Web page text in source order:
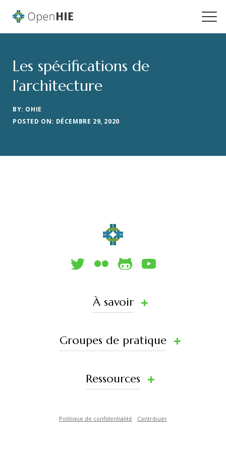
Les spécifications de
l’architecture
BY: OHIE
POSTED ON: DÉCEMBRE 29, 2020
À savoir
Groupes de pratique
Ressources
Politique de confidentialité Contribuer